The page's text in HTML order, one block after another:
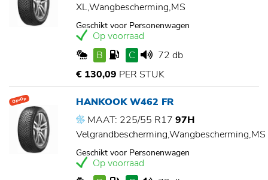
XL,Wangbescherming,MS
Geschikt voor Personenwagen
Op voorraad
B
C
72 db
€ 130,09 PER STUK
Op=Op
HANKOOK W462 FR
MAAT: 225/55 R17 97H
Velgrandbescherming,Wangbescherming,MS
Geschikt voor Personenwagen
Op voorraad